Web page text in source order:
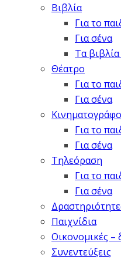
Βιβλία
Για το
Για σένα
Τα
Θέατρο
Για το
Για σένα
Για το
Για σένα
Τηλεόραση
Για το
Για σένα
Παιχνίδια
Οικονομικές –
Συνεντεύξεις